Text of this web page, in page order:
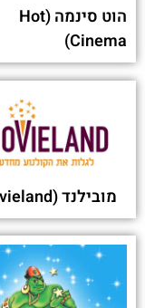
הוט סינמה (Hot
Cinema)
מובילנד (Movieland)